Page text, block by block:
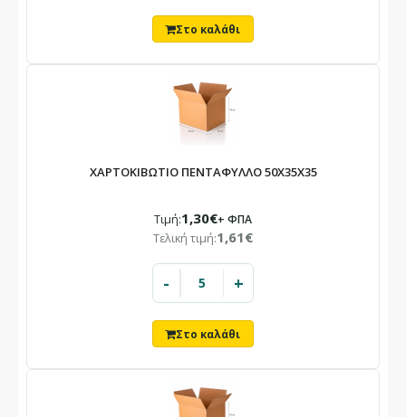
ΕΝΗΜΈΡΩΣΗ
Το κατάστημά μας θα παραμείνει
κλειστό
10/08 – 23/08
ΧΑΡΤΟΚΙΒΩΤΙΟ ΠΕΝΤΑΦΥΛΛΟ 50X35X35
Τιμή:1,30€+ ΦΠΑ
Τελική τιμή:1,61€
- +